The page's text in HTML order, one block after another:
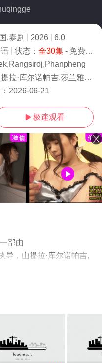
,泰剧 2026
6.0
状态： 全30集- 免费在线观看
尔诺帕吉,莎兰雅·春哈萨特,维察亚蓬·亚姆萨德,彭蒂瓦·萨空查谙,彭帕特·阿塔潘亚朋
2026-06-21
 极速观看
部由
导，山提拉·库尔诺帕吉,
德,彭蒂瓦·萨空查谙,彭帕
看高清未删减完整版电